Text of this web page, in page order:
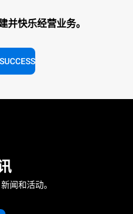
并快乐经营业务。
闻和活动。